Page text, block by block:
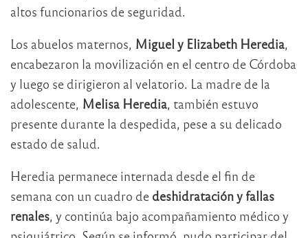
altos funcionarios de seguridad.
Los abuelos maternos, Miguel y Elizabeth Heredia,
encabezaron la movilización en el centro de Córdoba
y luego se dirigieron al velatorio. La madre de la
adolescente, Melisa Heredia, también estuvo
presente durante la despedida, pese a su delicado
estado de salud.
Heredia permanece internada desde el fin de
semana con un cuadro de deshidratación y fallas
renales, y continúa bajo acompañamiento médico y